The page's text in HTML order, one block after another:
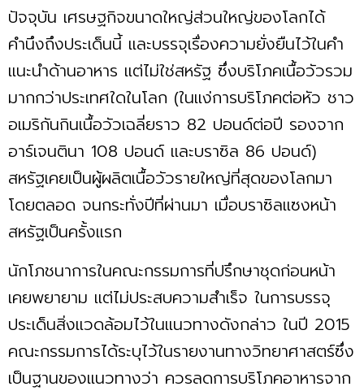
ปัจจุบัน เศรษฐกิจขนาดใหญ่ส่วนใหญ่ของโลกได้
คำนึงถึงประเด็นนี้ และบรรจุเรื่องความยั่งยืนไว้ในคำ
แนะนำด้านอาหาร แต่ไม่ใช่สหรัฐ ซึ่งบริโภคเนื้อวัวรวม
มากกว่าประเทศใดในโลก (ในแง่การบริโภคต่อหัว ชาว
อเมริกันกินเนื้อวัวเฉลี่ยราว 82 ปอนด์ต่อปี รองจาก
อาร์เจนตินา 108 ปอนด์ และบราซิล 86 ปอนด์)
สหรัฐเคยเป็นผู้ผลิตเนื้อวัวรายใหญ่ที่สุดของโลกมา
โดยตลอด จนกระทั่งปีที่ผ่านมา เมื่อบราซิลแซงหน้า
สหรัฐเป็นครั้งแรก
นักโภชนาการในคณะกรรมการที่ปรึกษาชุดก่อนหน้า
เคยพยายาม แต่ไม่ประสบความสำเร็จ ในการบรรจุ
ประเด็นสิ่งแวดล้อมไว้ในแนวทางดังกล่าว ในปี 2015
คณะกรรมการได้ระบุไว้ในรายงานทางวิทยาศาสตร์ซึ่ง
เป็นฐานของแนวทางว่า ควรลดการบริโภคอาหารจาก